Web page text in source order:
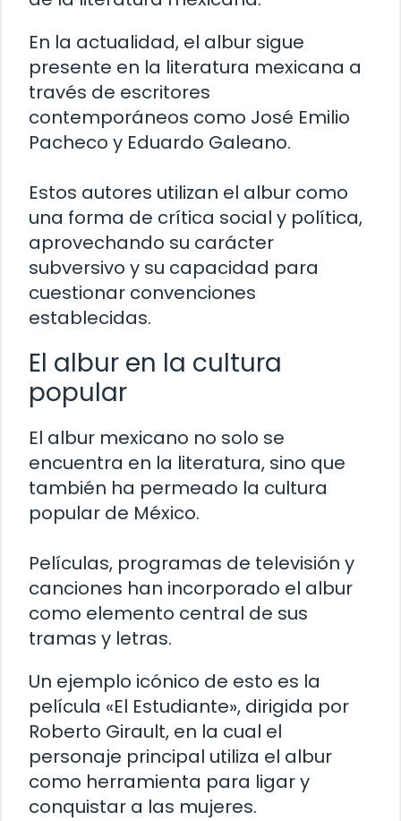
En la actualidad, el albur sigue
presente en la literatura mexicana a
través de escritores
contemporáneos como José Emilio
Pacheco y Eduardo Galeano.
Estos autores utilizan el albur como
una forma de crítica social y política,
aprovechando su carácter
subversivo y su capacidad para
cuestionar convenciones
establecidas.
El albur en la cultura
popular
El albur mexicano no solo se
encuentra en la literatura, sino que
también ha permeado la cultura
popular de México.
Películas, programas de televisión y
canciones han incorporado el albur
como elemento central de sus
tramas y letras.
Un ejemplo icónico de esto es la
película «El Estudiante», dirigida por
Roberto Girault, en la cual el
personaje principal utiliza el albur
como herramienta para ligar y
conquistar a las mujeres.